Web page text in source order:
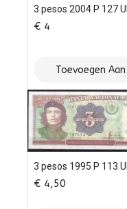
3 pesos 2004 P 127
€ 4
Toevoegen Aan
Winkelwagen
3 pesos 1995 P 113
€ 4,50